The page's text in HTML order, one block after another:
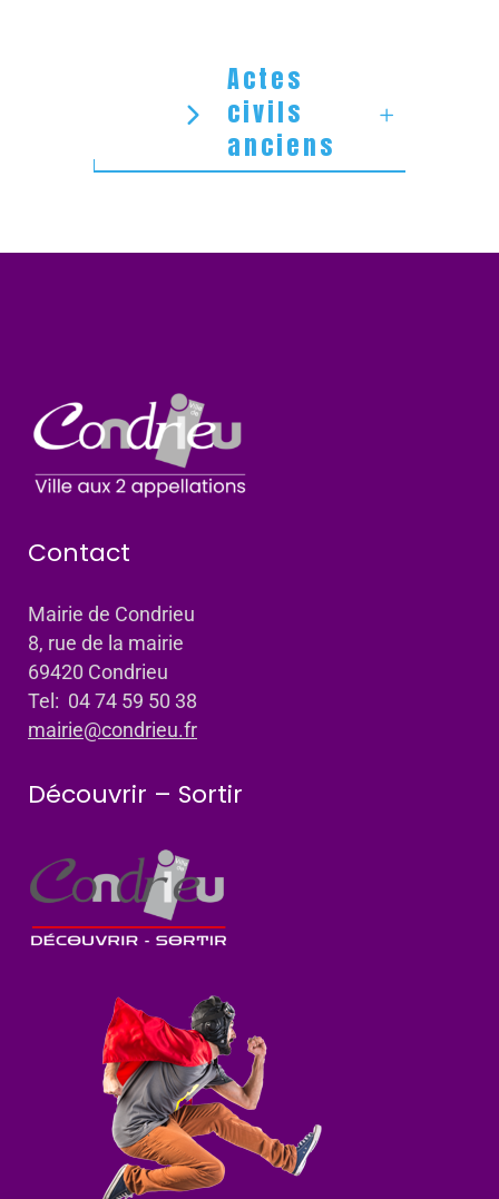
Actes
civils
anciens
Contact
Mairie de Condrieu
8, rue de la mairie
69420 Condrieu
Tel: 04 74 59 50 38
mairie@condrieu.fr
Découvrir – Sortir